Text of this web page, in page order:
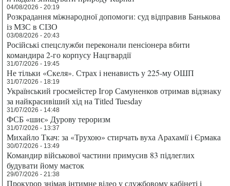
04/08/2026 - 20:19
Розкрадання міжнародної допомоги: суд відправив Банькова
із МЗС в СІЗО
03/08/2026 - 20:43
Російські спецслужби переконали пенсіонера вбити
командира 2-го корпусу Нацгвардії
31/07/2026 - 19:45
Не тільки «Скеля». Страх і ненависть у 225-му ОШП
31/07/2026 - 18:19
Український гросмейстер Ігор Самуненков отримав відзнаку
за найкрасивіший хід на Titled Tuesday
31/07/2026 - 14:48
ФСБ «шиє» Дурову тероризм
31/07/2026 - 13:37
Михайло Ткач: за «Трухою» стирчать вуха Арахамії і Єрмака
30/07/2026 - 13:49
Командир військової частини примусив 83 підлеглих
будувати йому маєток
29/07/2026 - 21:38
Прокурор знімав інтимне відео у службовому кабінеті і